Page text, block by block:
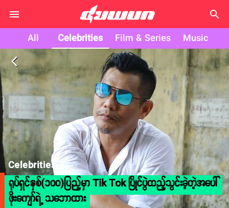
search
All Celebrities Film & Series Music
arrow_back_ios
Celebrities
ရုပ်ရှင်နှစ်(၁၀၀)ပြည့်မှာ Tik Tok ပြိုင်ပွဲထည့်သွင်းခဲ့တဲ့အပေါ်
ဖိုးကျော်ရဲ့ သဘောထား